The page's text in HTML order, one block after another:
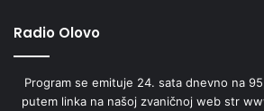
Radio Olovo
Program se emituje 24. sata dnevno na
putem linka na našoj zvaničnoj web str